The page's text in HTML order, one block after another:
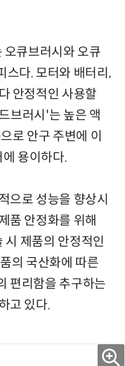
큐브러시와 오큐
스다. 모터와 배터리,
안정적인 사용할
브러시'는 높은 액
로 안구 주변에 이
용이하다.
으로 성능을 향상시
품 안정화를 위해
시 제품의 안정적인
의 국산화에 따른
편리함을 추구하는
고 있다.